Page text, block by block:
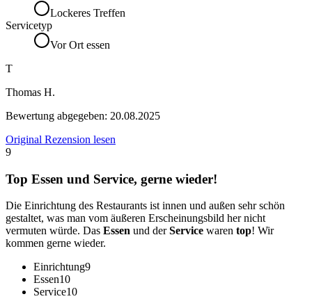
Lockeres Treffen
Servicetyp
Vor Ort essen
T
Thomas H.
Bewertung abgegeben: 20.08.2025
Original Rezension lesen
9
Top Essen und Service, gerne wieder!
Die Einrichtung des Restaurants ist innen und außen sehr schön
gestaltet, was man vom äußeren Erscheinungsbild her nicht
vermuten würde. Das Essen und derService waren top! Wir
kommen gerne wieder.
Einrichtung9
Essen10
Service10